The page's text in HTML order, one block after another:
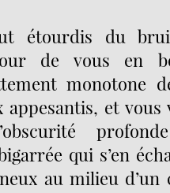
étourdis du
de vous en
monotone
appesantis, et vous
qui s’en
au milieu d’un